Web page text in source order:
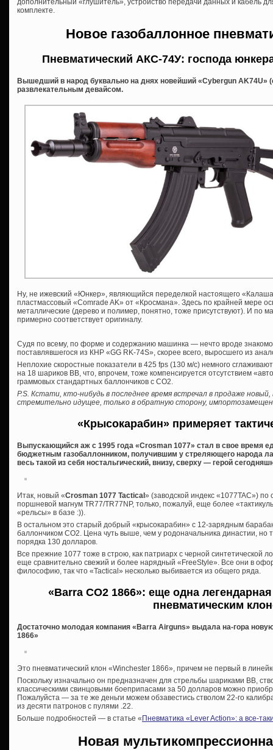
дополнительный «глушитель», устройство передачи данных и кабель
комплекте.
Новое газобаллонное
Пневматический АКС-74У: господа
Вышедший в народ буквально на днях новейший «Cybergun AK74U»
развлекательным девайсом.
Ну, не ижевский «Юнкер», являющийся переделкой настоящего
пластмассовый «Comrade AK» от «Кросмана». Здесь по крайней мере
металлические (дерево и полимер, понятно, тоже присутствуют). И по
примерно соответствует оригиналу.
Судя по всему, по форме и содержанию машинка — нечто вроде
поставлявшегося из КНР «GG RK-74S», скорее всего, выросшего из
Неплохие скоростные показатели в 425 fps (130 м/с) немного
на 18 шариков ВВ, что, впрочем, тоже компенсируется отсутствием
граммовых стандартных баллончиков с СО2.
P.S. Кстати, кто-нибудь в последнее время встречал в продаже
стремительно идущее, только в обратную сторону,
«Крысокарабин» примеряет
Выпускающийся аж с 1995 года «Crosman 1077» стал в свое время
бюджетным газобаллонником, получившим у стреляющего народа
весь такой из себя ностальгический, внизу, сверху — герой
Итак, новый «Crosman 1077 Tactical» (заводской индекс «1077TAC»)
поршневой магнум TR77/TR77NP, только, пожалуй, еще более
«рельсы» в базе :)).
В остальном это старый добрый «крысокарабин» с 12-зарядным
баллончиком СО2. Цена чуть выше, чем у родоначальника династии, но
порядка 130 долларов.
Все прежние 1077 тоже в строю, как патриарх с черной синтетической
еще сравнительно свежий и более нарядный «FreeStyle». Все они в
философию, так что «Tactical» несколько выбивается из общего ряда.
«Barra CO2 1866»: еще одна
пневматическим
Достаточно молодая компания «Barra Airguns» выдала на-гора
1866»
Это пневматический клон «Winchester 1866», причем не первый в
Поскольку изначально он предназначен для стрельбы шариками ВВ,
классическими свинцовыми боеприпасами за 50 долларов можно
Пожалуйста — за те же деньги можем обзавестись стволом 22-го
из десяти патронов с пулями .22.
Больше подробностей — в статье «Пневматика «Lever Action»: а все-
Новая